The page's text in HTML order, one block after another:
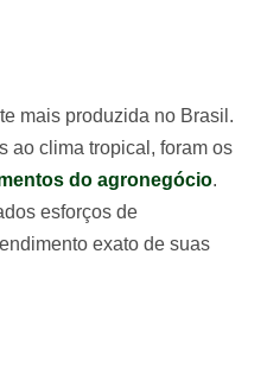
mais produzida no Brasil.
ao clima tropical, foram os
do agronegócio.
esforços de
exato de suas